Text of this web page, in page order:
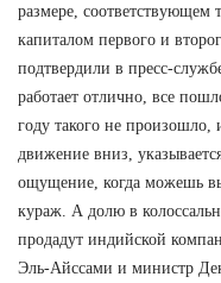
размере,
капиталом первого и
подтвердили в пресс-
работает отлично, все
году такого не произошло,
движение вниз,
ощущение, когда можешь
кураж. А долю в
продадут индийской
Эль-Айссами и министр